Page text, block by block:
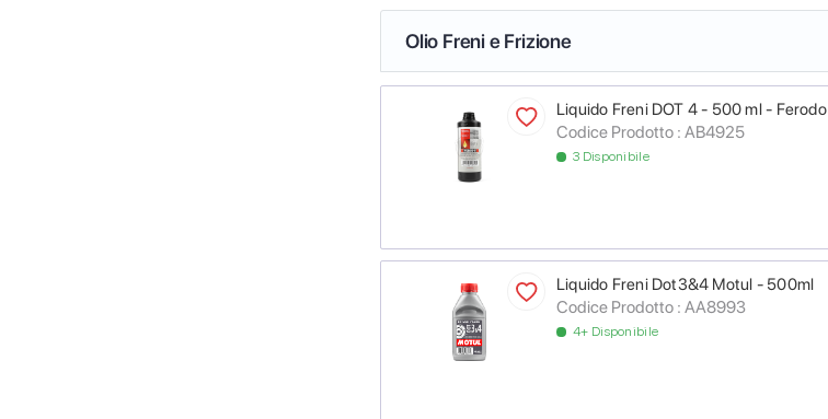
Olio Freni e Frizione
Liquido Freni DOT 4 - 500 ml - Ferodo
Codice Prodotto : AB4925
3 Disponibile
Liquido Freni Dot3&4 Motul - 500ml
Codice Prodotto : AA8993
4+ Disponibile